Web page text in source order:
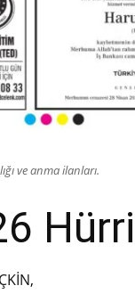
ve anma ilanları.